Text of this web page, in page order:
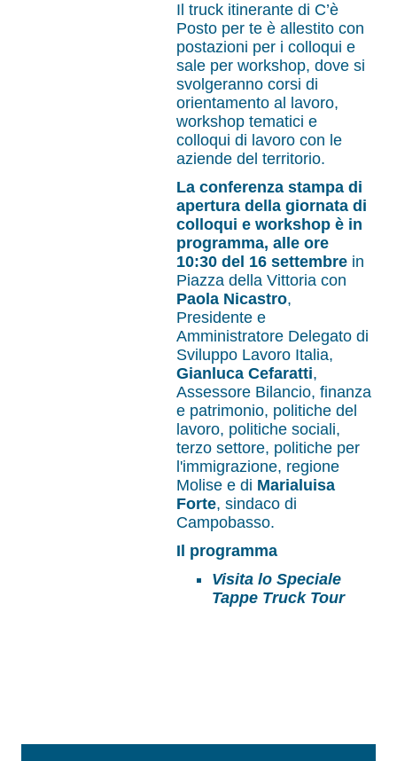
Il truck itinerante di C’è
Posto per te è allestito con
postazioni per i colloqui e
sale per workshop, dove si
svolgeranno corsi di
orientamento al lavoro,
workshop tematici e
colloqui di lavoro con le
aziende del territorio.
La conferenza stampa di
apertura della giornata di
colloqui e workshop è in
programma, alle ore
10:30 del 16 settembre in
Piazza della Vittoria con
Paola Nicastro,
Presidente e
Amministratore Delegato di
Sviluppo Lavoro Italia,
Gianluca Cefaratti,
Assessore Bilancio, finanza
e patrimonio, politiche del
lavoro, politiche sociali,
terzo settore, politiche per
l'immigrazione, regione
Molise e di Marialuisa
Forte, sindaco di
Campobasso.
Il programma
Visita lo Speciale
Tappe Truck Tour